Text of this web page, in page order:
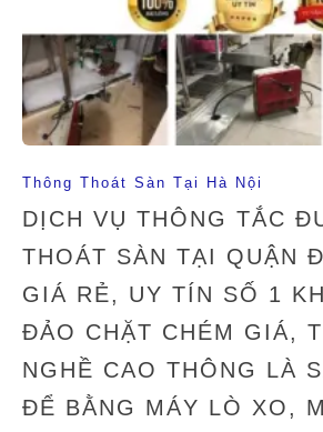
Thông Thoát Sàn Tại Hà Nội
DỊCH VỤ THÔNG TẮC
THOÁT SÀN TẠI QUẬN
GIÁ RẺ, UY TÍN SỐ 1
ĐẢO CHẶT CHÉM GIÁ,
NGHỀ CAO THÔNG LÀ
ĐỂ BẰNG MÁY LÒ XO,